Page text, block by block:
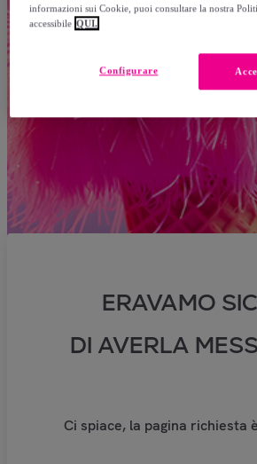
ERAVAMO
DI AVERLA
Ci spiace, la pagina richiesta
informazioni sui Cookie, puoi consultare la nostra
accessibile QUI.
Configurare